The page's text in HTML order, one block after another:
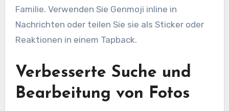
Familie. Verwenden Sie Genmoji inline in
Nachrichten oder teilen Sie sie als Sticker oder
Reaktionen in einem Tapback.
Verbesserte Suche und
Bearbeitung von Fotos